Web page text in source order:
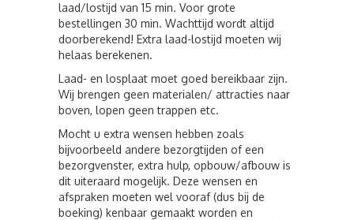
laad/lostijd van 15 min. Voor grote
bestellingen 30 min. Wachttijd wordt altijd
doorberekend! Extra laad-lostijd moeten wij
helaas berekenen.
Laad- en losplaat moet goed bereikbaar zijn.
Wij brengen geen materialen/ attracties naar
boven, lopen geen trappen etc.
Mocht u extra wensen hebben zoals
bijvoorbeeld andere bezorgtijden of een
bezorgvenster, extra hulp, opbouw/afbouw is
dit uiteraard mogelijk. Deze wensen en
afspraken moeten wel vooraf (dus bij de
boeking) kenbaar gemaakt worden en